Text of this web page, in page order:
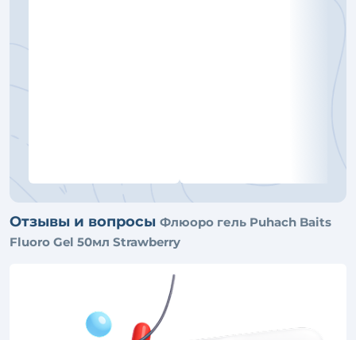
Отзывы и вопросы Флюоро гель Puhach Baits
Fluoro Gel 50мл Strawberry